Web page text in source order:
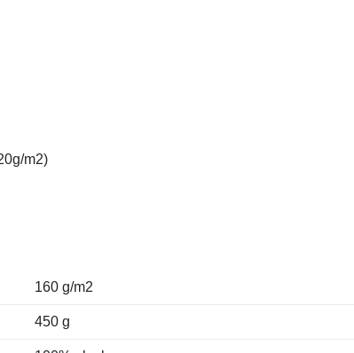
m2)
160 g/m2
450 g